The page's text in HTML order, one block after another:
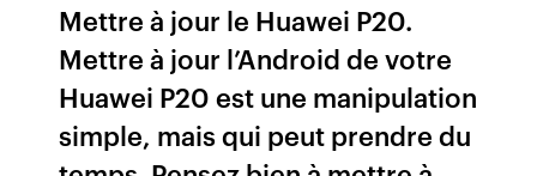
Mettre à jour le Huawei P20.
Mettre à jour l’Android de votre
Huawei P20 est une manipulation
simple, mais qui peut prendre du